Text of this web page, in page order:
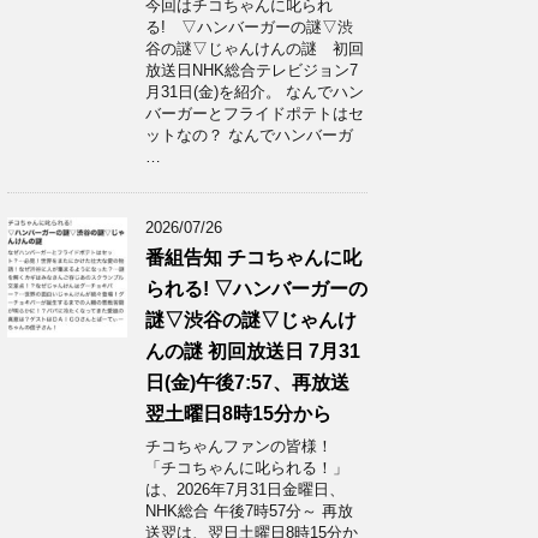
今回はチコちゃんに叱られ
る! ▽ハンバーガーの謎▽渋
谷の謎▽じゃんけんの謎 初回
放送日NHK総合テレビジョン7
月31日(金)を紹介。 なんでハン
バーガーとフライドポテトはセ
ットなの？ なんでハンバーガ
…
2026/07/26
番組告知 チコちゃんに叱
られる! ▽ハンバーガーの
謎▽渋谷の謎▽じゃんけ
んの謎 初回放送日 7月31
日(金)午後7:57、再放送
翌土曜日8時15分から
チコちゃんファンの皆様！
「チコちゃんに叱られる！」​
は、2026年7月31日金曜日、
NHK総合 午後7時57分～ 再放
送翌は、翌日土曜日8時15分か